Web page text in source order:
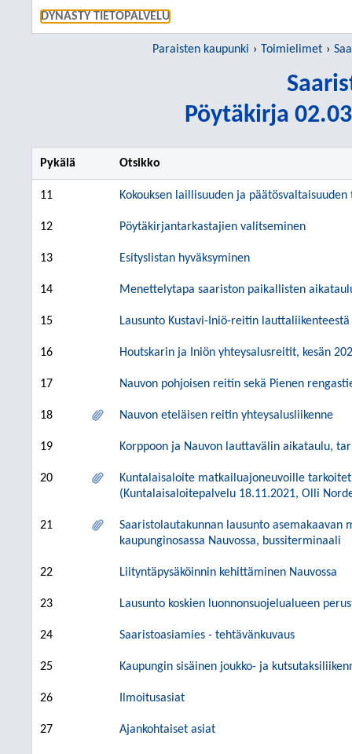
DYNASTY TIETOPALVELU
Paraisten kaupunki Toimielimet
Pöytäkirja
Pykälä Otsikko
11 Kokouksen laillisuuden ja
12 Pöytäkirjantarkastajien valitseminen
13 Esityslistan hyväksyminen
14 Menettelytapa saariston paikallisten
15 Lausunto Kustavi-Iniö-reitin lauttaliikenteestä
16 Houtskarin ja Iniön yhteysalusreitit, kesän
17 Nauvon pohjoisen reitin sekä Pienen
18 Nauvon eteläisen reitin yhteysalusliikenne
19 Korppoon ja Nauvon lauttavälin aikataulu,
20
Kuntalaisaloite matkailuajoneuvoille
(Kuntalaisaloitepalvelu 18.11.2021, Olli
21
Saaristolautakunnan lausunto
kaupunginosassa Nauvossa, bussiterminaali
22 Liityntäpysäköinnin kehittäminen Nauvossa
23 Lausunto koskien luonnonsuojelualueen
24 Saaristoasiamies - tehtävänkuvaus
25 Kaupungin sisäinen joukko- ja
26 Ilmoitusasiat
27 Ajankohtaiset asiat